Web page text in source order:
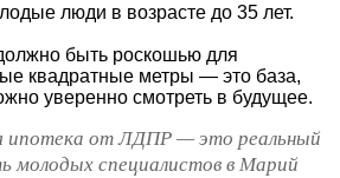
люди в возрасте до 35 лет.
быть роскошью для
квадратные метры — это база,
уверенно смотреть в будущее.
ипотека от ЛДПР — это реальный
молодых специалистов в Марий